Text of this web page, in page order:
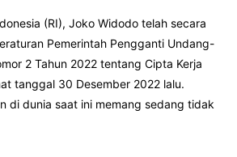
(RI), Joko Widodo telah secara
Pemerintah Pengganti Undang-
2 Tahun 2022 tentang Cipta Kerja
tanggal 30 Desember 2022 lalu.
di dunia saat ini memang sedang tidak